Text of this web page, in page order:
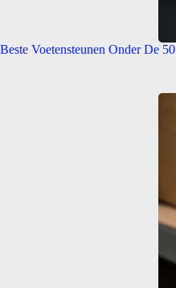
Beste Voetensteunen Onder De 50